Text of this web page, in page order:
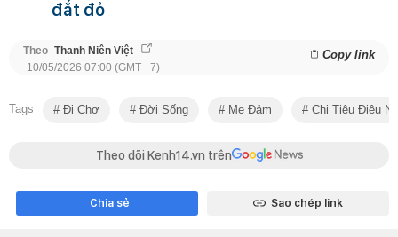
đắt đỏ
Theo Thanh Niên Việt Copy link
10/05/2026 07:00 (GMT +7)
Tags Đi Chợ Đời Sống Mẹ Đảm Chi Tiêu Điệu
Theo dõi Kenh14.vn trên
Chia sẻ Sao chép link